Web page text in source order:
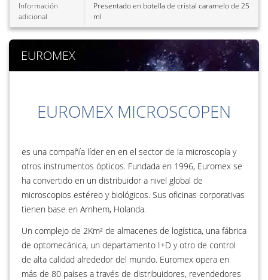
Información
adicional
Presentado en botella de cristal caramelo de 25
ml
EUROMEX
EUROMEX MICROSCOPEN
es una compañía líder en en el sector de la microscopía y
otros instrumentos ópticos. Fundada en 1996, Euromex se
ha convertido en un distribuidor a nivel global de
microscopios estéreo y biológicos. Sus oficinas corporativas
tienen base en Arnhem, Holanda.
Un complejo de 2Km² de almacenes de logística, una fábrica
de optomecánica, un departamento I+D y otro de control
de alta calidad alrededor del mundo. Euromex opera en
más de 80 países a través de distribuidores, revendedores